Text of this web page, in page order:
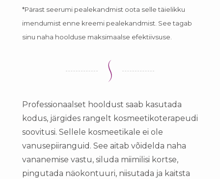
*Pärast seerumi pealekandmist oota selle täielikku
imendumist enne kreemi pealekandmist. See tagab
sinu naha hoolduse maksimaalse efektiivsuse.
Professionaalset hooldust saab kasutada
kodus, järgides rangelt kosmeetikoterapeudi
soovitusi. Sellele kosmeetikale ei ole
vanusepiiranguid. See aitab võidelda naha
vananemise vastu, siluda miimilisi kortse,
pingutada näokontuuri, niisutada ja kaitsta